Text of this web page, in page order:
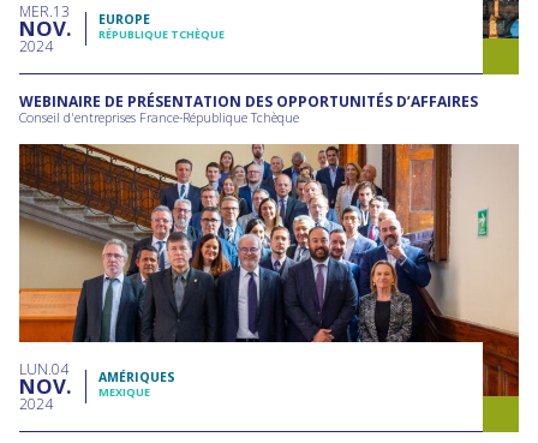
MER 13
NOV
2024
EUROPE
RÉPUBLIQUE TCHÈQUE
WEBINAIRE DE PRÉSENTATION DES OPPORTUNITÉS D’AFFAIRES
Conseil d'entreprises France-République Tchèque
LUN 04
NOV
2024
AMÉRIQUES
MEXIQUE